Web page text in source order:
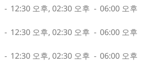
- 12:30 오후, 02:30 오후 - 06:00 오후
- 12:30 오후, 02:30 오후 - 06:00 오후
- 12:30 오후, 02:30 오후 - 06:00 오후